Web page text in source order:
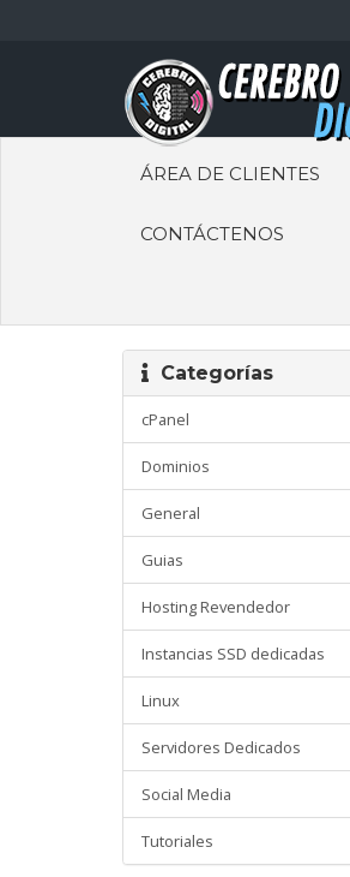
ÁREA DE CLIENTES
CONTÁCTENOS
Categorías
cPanel
Dominios
General
Guias
Hosting Revendedor
Instancias SSD dedicadas
Linux
Servidores Dedicados
Social Media
Tutoriales